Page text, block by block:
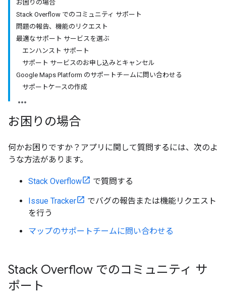
お困りの場合
Stack Overflow でのコミュニティ サポート
問題の報告、機能のリクエスト
最適なサポート サービスを選ぶ
エンハンスト サポート
サポート サービスのお申し込みとキャンセル
Google Maps Platform のサポートチームに問い合わせる
サポートケースの作成
お困りの場合
何かお困りですか？アプリに関して質問するには、次のよ
うな方法があります。
Stack Overflow で質問する
Issue Tracker
でバグの報告または機能リクエスト
を行う
マップのサポートチームに問い合わせる
Stack Overflow でのコミュニティ サ
ポート